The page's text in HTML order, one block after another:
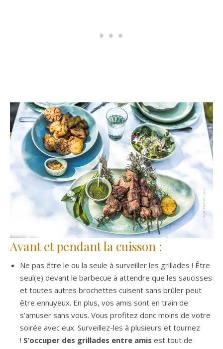
Avant et pendant la cuisson :
Ne pas être le ou la seule à surveiller les grillades ! Être
seul(e) devant le barbecue à attendre que les saucisses
et toutes autres brochettes cuisent sans brûler peut
être ennuyeux. En plus, vos amis sont en train de
s’amuser sans vous. Vous profitez donc moins de votre
soirée avec eux. Surveillez-les à plusieurs et tournez
! S’occuper des grillades entre amis est tout de